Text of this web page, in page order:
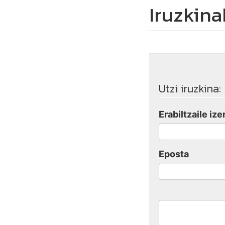
Utzi iruzkina:
Erabiltzaile
Eposta